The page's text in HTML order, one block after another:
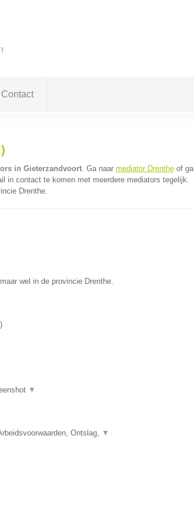
Contact
in Gieterzandvoort. Ga naar mediator Drentheof ga
in contact te komen met meerdere mediators tegelijk.
Drenthe.
wel in de provincie Drenthe.
)
▼
Ontslag, ▼